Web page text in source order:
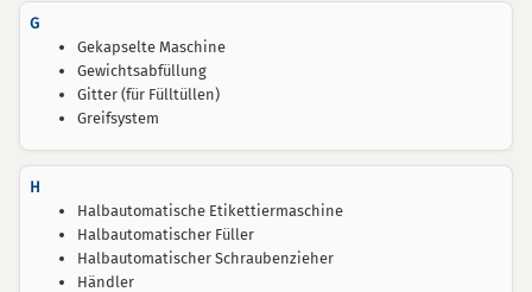
G
Gekapselte Maschine
Gewichtsabfüllung
Gitter (für Fülltüllen)
Greifsystem
H
Halbautomatische Etikettiermaschine
Halbautomatischer Füller
Halbautomatischer Schraubenzieher
Händler